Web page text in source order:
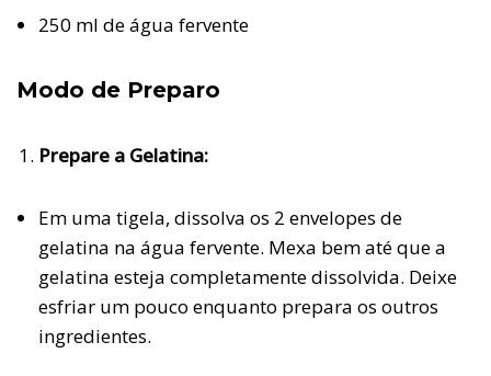
250 ml de água fervente
Modo de Preparo
Prepare a Gelatina:
Em uma tigela, dissolva os 2 envelopes de
gelatina na água fervente. Mexa bem até que a
gelatina esteja completamente dissolvida. Deixe
esfriar um pouco enquanto prepara os outros
ingredientes.